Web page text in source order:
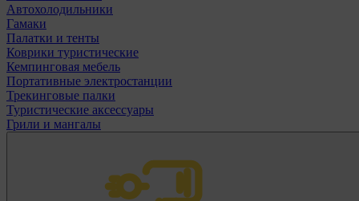
Автохолодильники
Гамаки
Палатки и тенты
Коврики туристические
Кемпинговая мебель
Портативные электростанции
Трекинговые палки
Туристические аксессуары
Грили и мангалы